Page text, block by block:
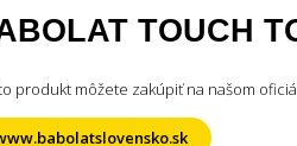
TOUCH
produkt môžete zakúpiť na našom